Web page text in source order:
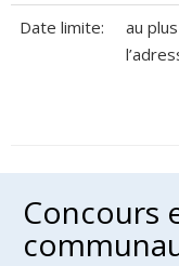
Date limite: au
Concours